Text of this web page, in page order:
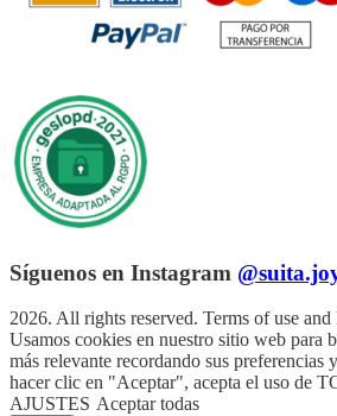
Síguenos en Instagram
2026. All rights reserved. Terms of use
Usamos cookies en nuestro sitio web para
más relevante recordando sus preferencias
hacer clic en "Aceptar", acepta el uso de
AJUSTES Aceptar todas